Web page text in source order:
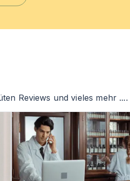
Reviews und vieles mehr ....